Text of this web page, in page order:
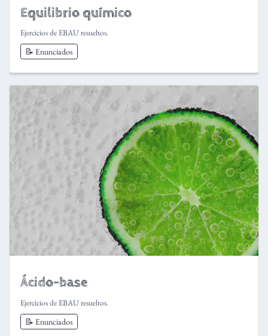
Equilibrio químico
Ejercicios de EBAU resueltos.
📝 Enunciados
Ácido-base
Ejercicios de EBAU resueltos.
📝 Enunciados